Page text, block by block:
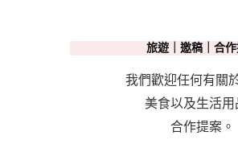
旅遊｜邀稿｜合
我們歡迎任何有關
美食以及生活用
合作提案。